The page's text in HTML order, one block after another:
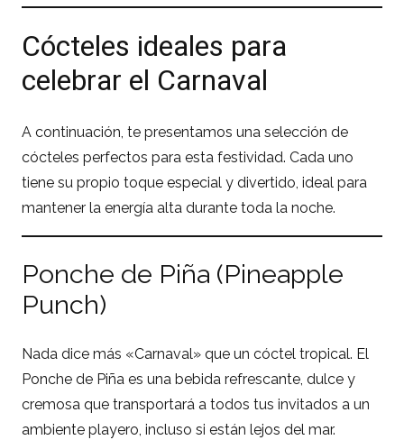
Cócteles ideales para
celebrar el Carnaval
A continuación, te presentamos una selección de
cócteles perfectos para esta festividad. Cada uno
tiene su propio toque especial y divertido, ideal para
mantener la energía alta durante toda la noche.
Ponche de Piña (Pineapple
Punch)
Nada dice más «Carnaval» que un cóctel tropical. El
Ponche de Piña es una bebida refrescante, dulce y
cremosa que transportará a todos tus invitados a un
ambiente playero, incluso si están lejos del mar.